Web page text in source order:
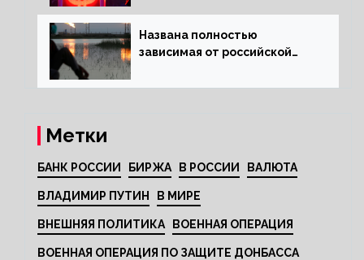
Названа полностью
зависимая от российской
Метки
БАНК РОССИИ БИРЖА В РОССИИ ВАЛЮТА
ВЛАДИМИР ПУТИН В МИРЕ
ВНЕШНЯЯ ПОЛИТИКА ВОЕННАЯ ОПЕРАЦИЯ
ВОЕННАЯ ОПЕРАЦИЯ ПО ЗАЩИТЕ ДОНБАССА